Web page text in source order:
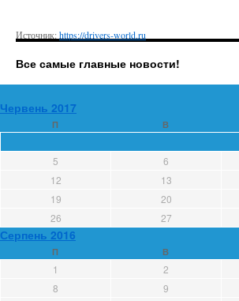
Источник:https://drivers-world.ru
Все самые главные новости!
Червень 2017
П В
5 6
12
13
19
20
26
27
Серпень 2016
П В
1 2
8
9